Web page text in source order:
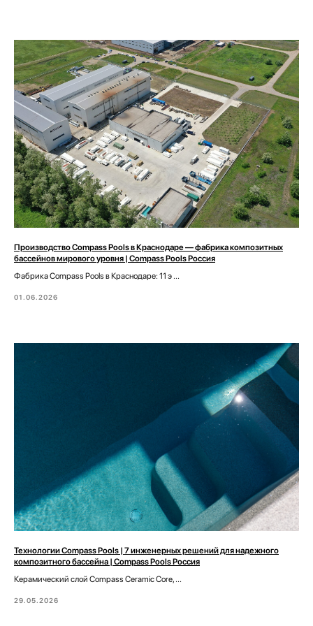
Производство Compass Pools в Краснодаре — фабрика композитных
бассейнов мирового уровня | Compass Pools Россия
Фабрика Compass Pools в Краснодаре: 11 э ...
01.06.2026
Технологии Compass Pools | 7 инженерных решений для надежного
композитного бассейна | Compass Pools Россия
Керамический слой Compass Ceramic Core, ...
29.05.2026